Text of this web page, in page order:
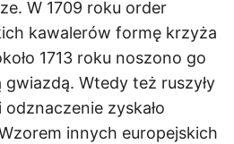
W 1709 roku order
kawalerów formę krzyża
1713 roku noszono go
Wtedy też ruszyły
zyskało
innych europejskich